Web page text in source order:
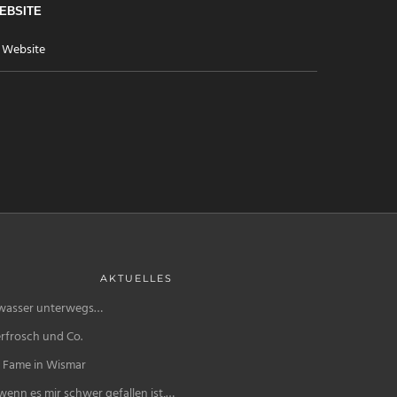
AKTUELLES
unterwegs…
und Co.
in Wismar